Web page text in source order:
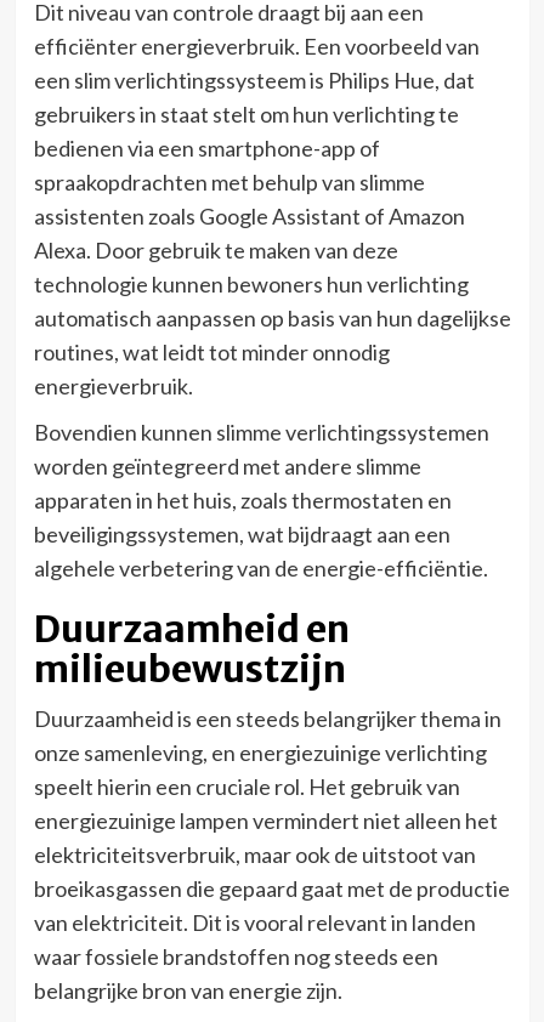
Dit niveau van controle draagt bij aan een
efficiënter energieverbruik. Een voorbeeld van
een slim verlichtingssysteem is Philips Hue, dat
gebruikers in staat stelt om hun verlichting te
bedienen via een smartphone-app of
spraakopdrachten met behulp van slimme
assistenten zoals Google Assistant of Amazon
Alexa. Door gebruik te maken van deze
technologie kunnen bewoners hun verlichting
automatisch aanpassen op basis van hun dagelijkse
routines, wat leidt tot minder onnodig
energieverbruik.
Bovendien kunnen slimme verlichtingssystemen
worden geïntegreerd met andere slimme
apparaten in het huis, zoals thermostaten en
beveiligingssystemen, wat bijdraagt aan een
algehele verbetering van de energie-efficiëntie.
Duurzaamheid en
milieubewustzijn
Duurzaamheid is een steeds belangrijker thema in
onze samenleving, en energiezuinige verlichting
speelt hierin een cruciale rol. Het gebruik van
energiezuinige lampen vermindert niet alleen het
elektriciteitsverbruik, maar ook de uitstoot van
broeikasgassen die gepaard gaat met de productie
van elektriciteit. Dit is vooral relevant in landen
waar fossiele brandstoffen nog steeds een
belangrijke bron van energie zijn.